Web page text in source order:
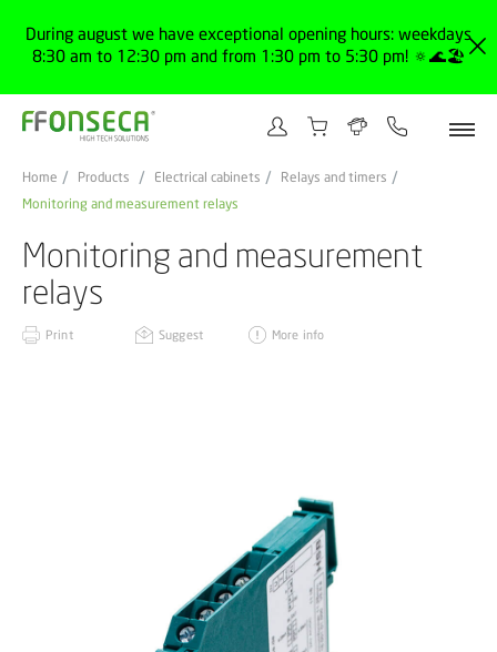
During august we have exceptional opening hours: weekdays
8:30 am to 12:30 pm and from 1:30 pm to 5:30 pm! 🔅🌊🏖️
Home Products Electrical cabinets
Relays and timers
Monitoring and measurement relays
Monitoring and measurement
relays
Print Suggest More info